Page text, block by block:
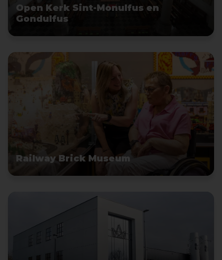
Open Kerk Sint-Monulfus en
Gondulfus
Railway Brick Museum